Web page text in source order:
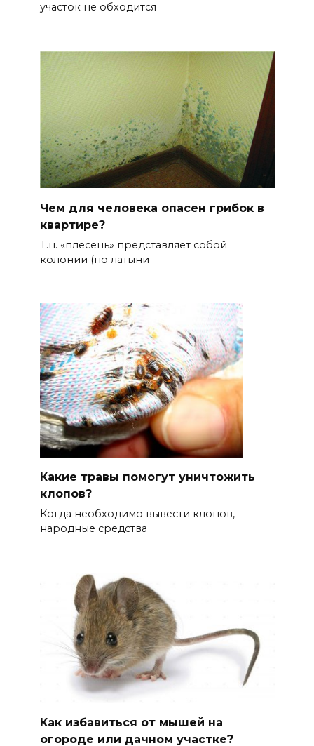
участок не обходится
Чем для человека опасен грибок в
квартире?
Т.н. «плесень» представляет собой
колонии (по латыни
Какие травы помогут уничтожить
клопов?
Когда необходимо вывести клопов,
народные средства
Как избавиться от мышей на
огороде или дачном участке?